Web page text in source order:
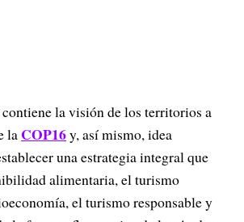
la visión de los territorios a
la COP16y, así mismo, idea
una estrategia integral que
alimentaria, el turismo
el turismo responsable y